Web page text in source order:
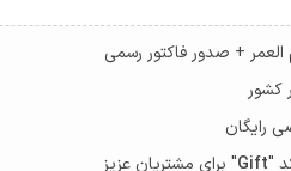
+ صدور فاکتور رسمی
کشور
رایگان
"
Gift" برای مشتریان عزیز